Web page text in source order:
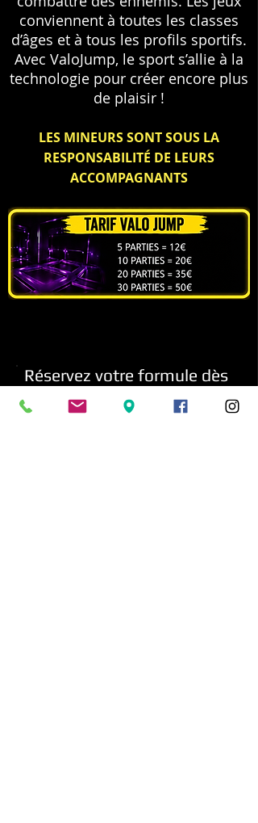
conviennent à toutes les classes
d’âges et à tous les profils sportifs.
Avec ValoJump, le sport s’allie à la
technologie pour créer encore plus
de plaisir !
LES MINEURS SONT SOUS LA
RESPONSABILITÉ DE LEURS
ACCOMPAGNANTS
Réservez votre formule dès
maintenant
(Une fois votre